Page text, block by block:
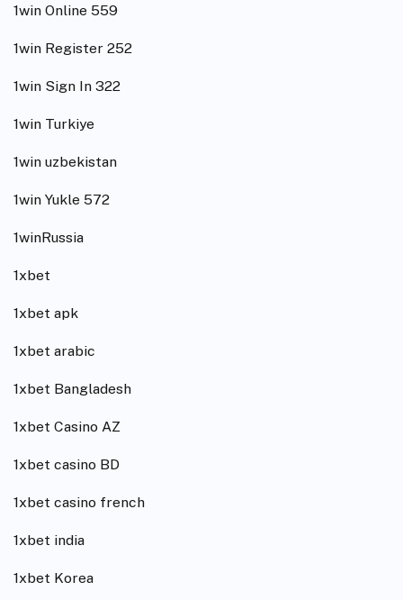
1win Online 559
1win Register 252
1win Sign In 322
1win Turkiye
1win uzbekistan
1win Yukle 572
1winRussia
1xbet
1xbet apk
1xbet arabic
1xbet Bangladesh
1xbet Casino AZ
1xbet casino BD
1xbet casino french
1xbet india
1xbet Korea